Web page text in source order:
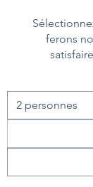
ferons
2 personnes